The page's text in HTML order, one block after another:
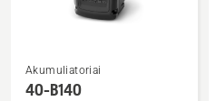
Žiūrėti
daugiau
Akumuliatoriai
40-B140